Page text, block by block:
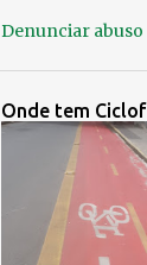
março 2025
fevereiro 2025
janeiro 2025
dezembro 2024
Denunciar abuso
Onde tem